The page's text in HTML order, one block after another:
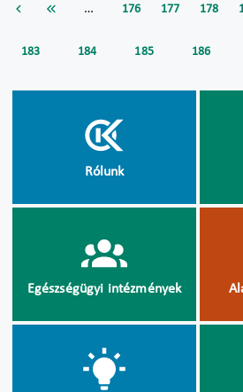
… 176 177 178
183 184 185 186
Rólunk
Egészségügyi intézmények